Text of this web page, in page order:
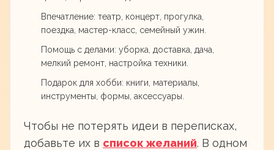
Впечатление: театр, концерт, прогулка,
поездка, мастер-класс, семейный ужин.
Помощь с делами: уборка, доставка, дача,
мелкий ремонт, настройка техники.
Подарок для хобби: книги, материалы,
инструменты, формы, аксессуары.
Чтобы не потерять идеи в переписках,
добавьте их в список желаний. В одном